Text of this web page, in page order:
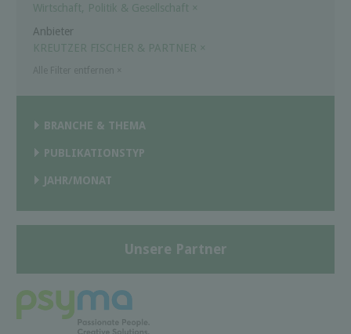
Wirtschaft, Politik & Gesellschaft ×
Anbieter
KREUTZER FISCHER & PARTNER ×
BRANCHE & THEMA
PUBLIKATIONSTYP
JAHR/MONAT
Unsere Partner